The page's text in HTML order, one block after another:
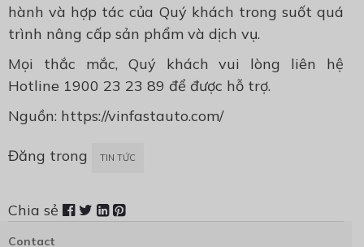
hành và hợp tác của Quý khách trong suốt quá
trình nâng cấp sản phẩm và dịch vụ.
Mọi thắc mắc, Quý khách vui lòng liên hệ
Hotline 1900 23 23 89 để được hỗ trợ.
Nguồn: https://vinfastauto.com/
Đăng trong TIN TỨC
Chia sẻ
Contact